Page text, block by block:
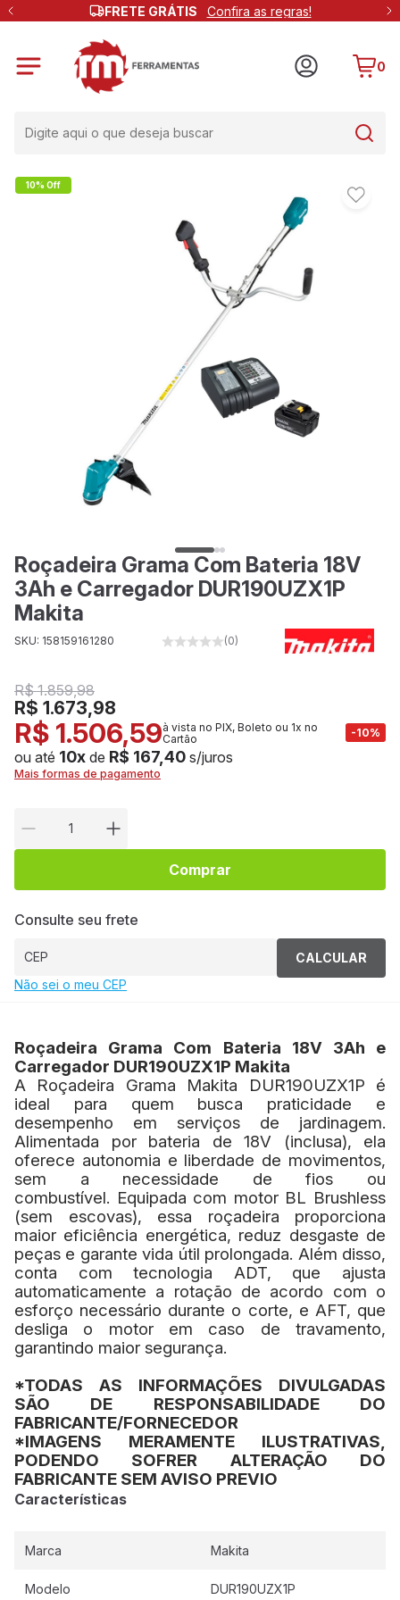
FRETE GRÁTIS Confira as regras!
0
10% Off
Roçadeira Grama Com Bateria 18V
3Ah e Carregador DUR190UZX1P
Makita
SKU: 158159161280 (0)
R$ 1.859,98
R$ 1.673,98
R$ 1.506,59à vista no PIX, Boleto ou 1x no
Cartão
-10%
ou até 10x de R$ 167,40 s/juros
Mais formas de pagamento
Comprar
Consulte seu frete
CALCULAR
Não sei o meu CEP
Roçadeira Grama Com Bateria 18V 3Ah e
Carregador DUR190UZX1P Makita
A Roçadeira Grama Makita DUR190UZX1P é
ideal para quem busca praticidade e
desempenho em serviços de jardinagem.
Alimentada por bateria de 18V (inclusa), ela
oferece autonomia e liberdade de movimentos,
sem a necessidade de fios ou
combustível. Equipada com motor BL Brushless
(sem escovas), essa roçadeira proporciona
maior eficiência energética, reduz desgaste de
peças e garante vida útil prolongada. Além disso,
conta com tecnologia ADT, que ajusta
automaticamente a rotação de acordo com o
esforço necessário durante o corte, e AFT, que
desliga o motor em caso de travamento,
garantindo maior segurança.
*TODAS AS INFORMAÇÕES DIVULGADAS
SÃO DE RESPONSABILIDADE DO
FABRICANTE/FORNECEDOR
*IMAGENS MERAMENTE ILUSTRATIVAS,
PODENDO SOFRER ALTERAÇÃO DO
FABRICANTE SEM AVISO PREVIO
Características
Marca Makita
Modelo DUR190UZX1P